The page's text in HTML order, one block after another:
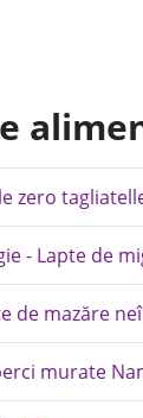
zero
- Lapte de
de mazăre
murate